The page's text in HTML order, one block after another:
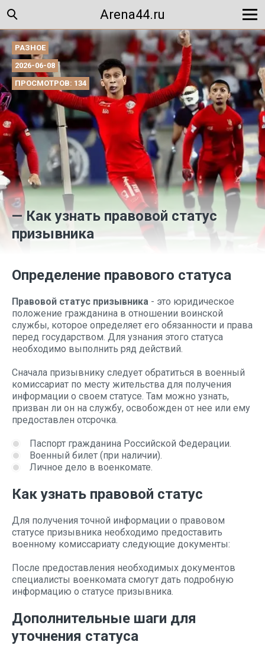
Arena44.ru
РАЗНОЕ
2026-06-08
ПРОСМОТРОВ: 134
— Как узнать правовой статус
призывника
Определение правового статуса
Правовой статус призывника - это юридическое
положение гражданина в отношении воинской
службы, которое определяет его обязанности и права
перед государством. Для узнания этого статуса
необходимо выполнить ряд действий.
Сначала призывнику следует обратиться в военный
комиссариат по месту жительства для получения
информации о своем статусе. Там можно узнать,
призван ли он на службу, освобожден от нее или ему
предоставлен отсрочка.
Паспорт гражданина Российской Федерации.
Военный билет (при наличии).
Личное дело в военкомате.
Как узнать правовой статус
Для получения точной информации о правовом
статусе призывника необходимо предоставить
военному комиссариату следующие документы:
После предоставления необходимых документов
специалисты военкомата смогут дать подробную
информацию о статусе призывника.
Дополнительные шаги для
уточнения статуса